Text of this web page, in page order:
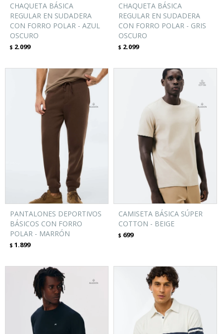
CHAQUETA BÁSICA
REGULAR EN SUDADERA
CON FORRO POLAR - AZUL
OSCURO
$ 2.099
CHAQUETA BÁSICA
REGULAR EN SUDADERA
CON FORRO POLAR - GRIS
OSCURO
$ 2.099
PANTALONES DEPORTIVOS
BÁSICOS CON FORRO
POLAR - MARRÓN
$ 1.899
CAMISETA BÁSICA SÚPER
COTTON - BEIGE
$ 699